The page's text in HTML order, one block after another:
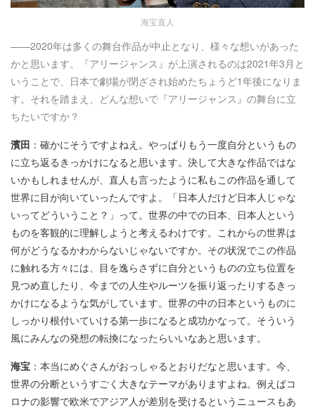
海宝直人
――2020年は多くの舞台作品が中止となり、様々な想いがあった
かと思います。『アリージャンス』が上演されるのは2021年3月と
いうことで、日本で劇場が閉ざされ始めたちょうど1年後になりま
す。それを踏まえ、どんな想いで『アリージャンス』の舞台に立
ちたいですか？
濱田 ：確かにそうですよねえ。やっぱりもう一度自分というもの
に立ち返るきっかけになると思います。決して大きな作品ではな
いかもしれませんが、直人も言ったように私もこの作品を通して
世界に目が向いていったんですよ。「日本人だけど日本人じゃな
いってどういうこと？」って。世界の中での日本、日本人という
ものを客観的に理解しようと考えるわけです。これからの世界は
何がどうなるかわからないじゃないですか。その状況でこの作品
に触れる方々には、目を逸らさずに自分というものの立ち位置を
見つめ直したり、今までの人生やルーツを振り返ったりするきっ
かけになるような気がしています。世界の中の日本というものに
しっかり根付いていける第一歩になると成功かなって。そういう
風にみんなの発想の転換になったらいいなあと思います。
海宝 ：本当にめぐさんがおっしゃるとおりだなと思います。今、
世界の分断というすごく大きなテーマがありますよね。例えばコ
ロナの影響で欧米でアジア人が差別を受けるというニュースもあ